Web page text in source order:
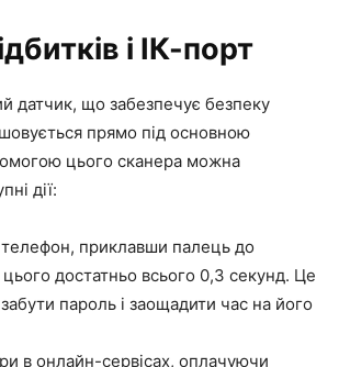
і ІК-порт
датчик, що забезпечує безпеку
прямо під основною
цього сканера можна
дії:
телефон, приклавши палець до
достатньо всього 0,3 секунд. Це
пароль і заощадити час на його
в онлайн-сервісах, оплачуючи